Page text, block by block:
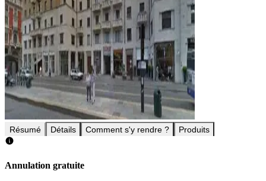
Résumé Détails Comment s'y rendre ? Produits
Annulation gratuite